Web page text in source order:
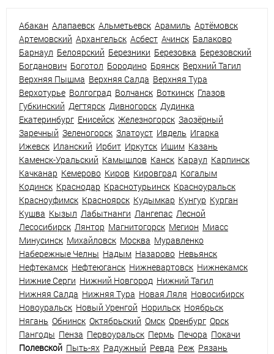
Абакан Алапаевск Альметьевск Арамиль Артёмовск
Артемовский Архангельск Асбест Ачинск Балаково
Барнаул Белоярский Березники Березовка Березовский
Богданович Боготол Бородино Брянск Верхний Тагил
Верхняя Пышма Верхняя Салда Верхняя Тура
Верхотурье Волгоград Волчанск Воткинск Глазов
Губкинский Дегтярск Дивногорск Дудинка
Екатеринбург Енисейск Железногорск Заозёрный
Заречный Зеленогорск Златоуст Ивдель Игарка
Ижевск Иланский Ирбит Иркутск Ишим Казань
Каменск-Уральский Камышлов Канск Караул Карпинск
Качканар Кемерово Киров Кировград Когалым
Кодинск Краснодар Краснотурьинск Красноуральск
Красноуфимск Красноярск Кудымкар Кунгур Курган
Кушва Кызыл Лабытнанги Лангепас Лесной
Лесосибирск Лянтор Магнитогорск Мегион Миасс
Минусинск Михайловск Москва Муравленко
Набережные Челны Надым Назарово Невьянск
Нефтекамск Нефтеюганск Нижневартовск Нижнекамск
Нижние Серги Нижний Новгород Нижний Тагил
Нижняя Салда Нижняя Тура Новая Ляля Новосибирск
Новоуральск Новый Уренгой Норильск Ноябрьск
Нягань Обнинск Октябрьский Омск Оренбург Орск
Пангоды Пенза Первоуральск Пермь Печора Покачи
Полевской Пыть-ях Радужный Ревда Реж Рязань